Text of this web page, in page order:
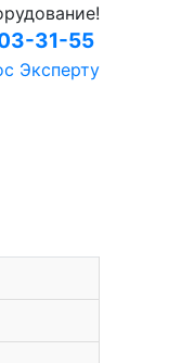
31-55
Эксперту